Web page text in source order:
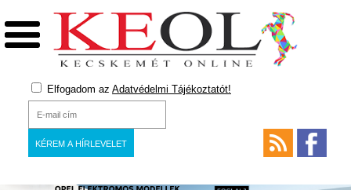
Elfogadom az Adatvédelmi Tájékoztatót!